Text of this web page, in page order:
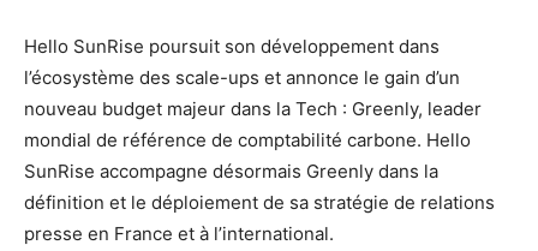
Hello SunRise poursuit son développement dans
l’écosystème des scale-ups et annonce le gain d’un
nouveau budget majeur dans la Tech : Greenly, leader
mondial de référence de comptabilité carbone. Hello
SunRise accompagne désormais Greenly dans la
définition et le déploiement de sa stratégie de relations
presse en France et à l’international.